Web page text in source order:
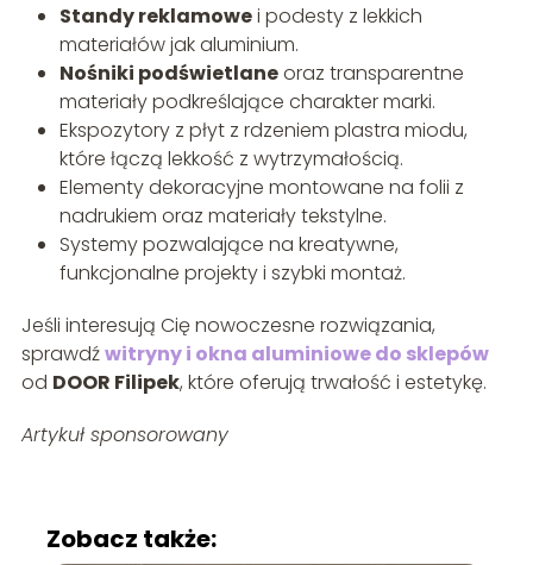
Standy reklamowei podesty z lekkich
materiałów jak aluminium.
Nośniki podświetlaneoraz transparentne
materiały podkreślające charakter marki.
Ekspozytory z płyt z rdzeniem plastra miodu,
które łączą lekkość z wytrzymałością.
Elementy dekoracyjne montowane na folii z
nadrukiem oraz materiały tekstylne.
Systemy pozwalające na kreatywne,
funkcjonalne projekty i szybki montaż.
Jeśli interesują Cię nowoczesne rozwiązania,
sprawdźwitryny i okna aluminiowe do sklepów
od DOOR Filipek, które oferują trwałość i estetykę.
Artykuł sponsorowany
Zobacz także: